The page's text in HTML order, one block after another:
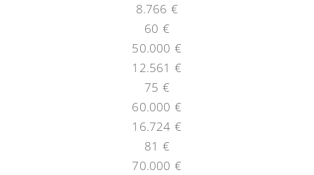
8.766 €
60 €
50.000 €
12.561 €
75 €
60.000 €
16.724 €
81 €
70.000 €